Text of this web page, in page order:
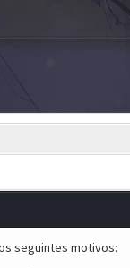
seguintes motivos: